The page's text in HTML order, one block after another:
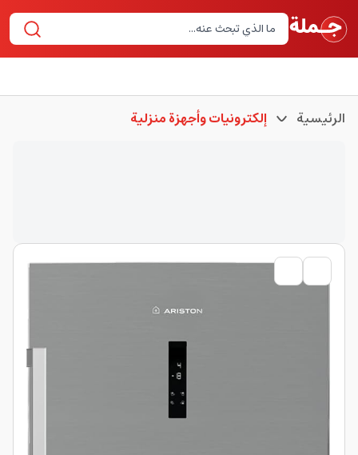
الرئيسية إلكترونيات وأجهزة منزلية